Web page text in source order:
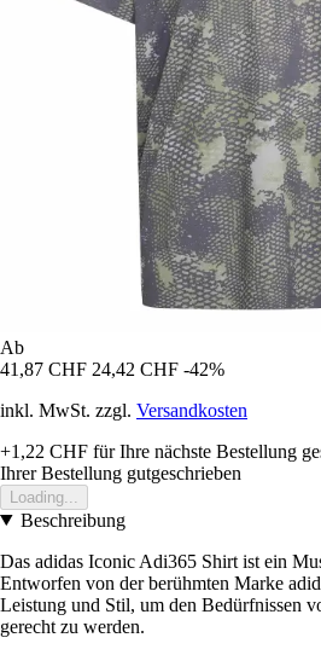
Ab
41,87 CHF 24,42 CHF -42%
inkl. MwSt. zzgl. Versandkosten
+1,22 CHF für Ihre nächste Bestellung
Ihrer Bestellung gutgeschrieben
Loading...
Beschreibung
Das adidas Iconic Adi365 Shirt ist ein
Entworfen von der berühmten Marke
Leistung und Stil, um den Bedürfnissen
gerecht zu werden.